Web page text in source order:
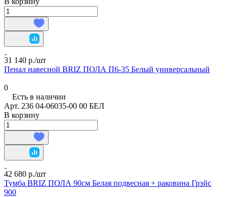
31 140 р./шт
Пенал навесной BRIZ ПОЛА П6-35 Белый универсальный
0
Есть в наличии
Арт. 236 04-06035-00 00 БЕЛ
В корзину
42 680 р./шт
Тумба BRIZ ПОЛА 90см Белая подвесная + раковина Грэйс
900